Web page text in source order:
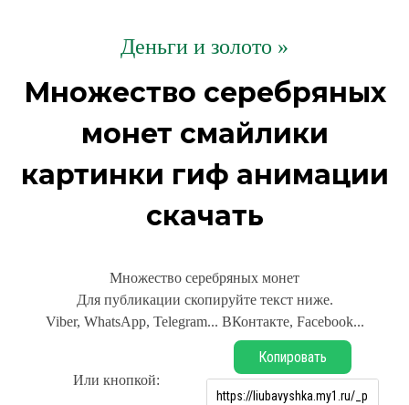
Деньги и золото »
Множество серебряных
монет смайлики
картинки гиф анимации
скачать
Множество серебряных монет
Для публикации скопируйте текст ниже.
Viber, WhatsApp, Telegram... ВКонтакте, Facebook...
Или кнопкой:
Копировать